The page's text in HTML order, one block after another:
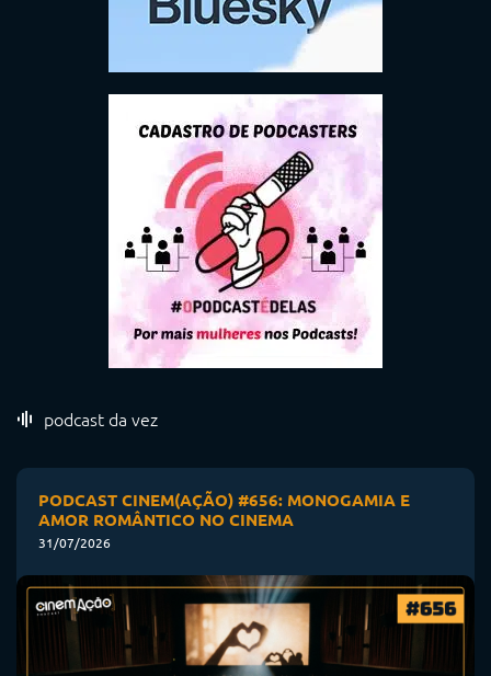
podcast da vez
PODCAST CINEM(AÇÃO) #656: MONOGAMIA E
AMOR ROMÂNTICO NO CINEMA
31/07/2026